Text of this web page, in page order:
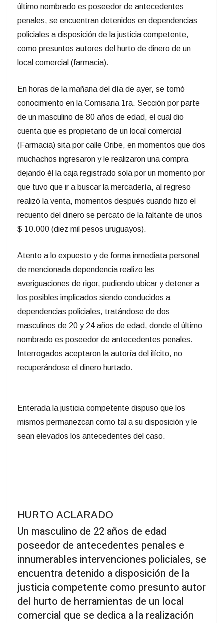
último nombrado es poseedor de antecedentes
penales, se encuentran detenidos en dependencias
policiales a disposición de la justicia competente,
como presuntos autores del hurto de dinero de un
local comercial (farmacia).
En horas de la mañana del día de ayer, se tomó
conocimiento en la Comisaria 1ra. Sección por parte
de un masculino de 80 años de edad, el cual dio
cuenta que es propietario de un local comercial
(Farmacia) sita por calle Oribe, en momentos que dos
muchachos ingresaron y le realizaron una compra
dejando él la caja registrado sola por un momento por
que tuvo que ir a buscar la mercadería, al regreso
realizó la venta, momentos después cuando hizo el
recuento del dinero se percato de la faltante de unos
$ 10.000 (diez mil pesos uruguayos).
Atento a lo expuesto y de forma inmediata personal
de mencionada dependencia realizo las
averiguaciones de rigor, pudiendo ubicar y detener a
los posibles implicados siendo conducidos a
dependencias policiales, tratándose de dos
masculinos de 20 y 24 años de edad, donde el último
nombrado es poseedor de antecedentes penales.
Interrogados aceptaron la autoría del ilícito, no
recuperándose el dinero hurtado.
Enterada la justicia competente dispuso que los
mismos permanezcan como tal a su disposición y le
sean elevados los antecedentes del caso.
HURTO ACLARADO
Un masculino de 22 años de edad
poseedor de antecedentes penales e
innumerables intervenciones policiales, se
encuentra detenido a disposición de la
justicia competente como presunto autor
del hurto de herramientas de un local
comercial que se dedica a la realización